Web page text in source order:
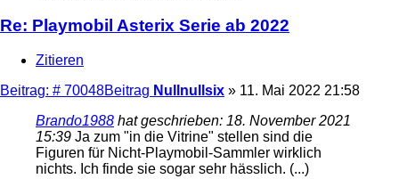
Re: Playmobil Asterix Serie ab 2022
Zitieren
Beitrag: # 70048Beitrag Nullnullsix » 11. Mai 2022 21:58
Brando1988 hat geschrieben: 18. November 2021
15:39 Ja zum "in die Vitrine" stellen sind die
Figuren für Nicht-Playmobil-Sammler wirklich
nichts. Ich finde sie sogar sehr hässlich. (...)